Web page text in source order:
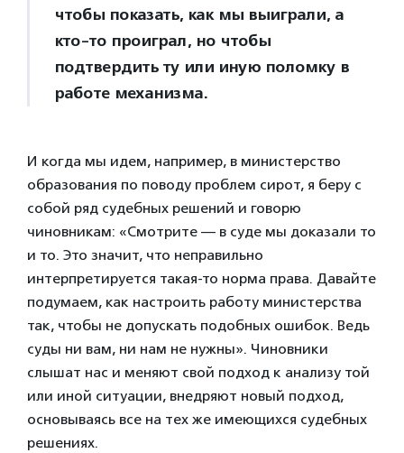
чтобы показать, как мы выиграли, а
кто-то проиграл, но чтобы
подтвердить ту или иную поломку в
работе механизма.
И когда мы идем, например, в министерство
образования по поводу проблем сирот, я беру с
собой ряд судебных решений и говорю
чиновникам: «Смотрите — в суде мы доказали то
и то. Это значит, что неправильно
интерпретируется такая-то норма права. Давайте
подумаем, как настроить работу министерства
так, чтобы не допускать подобных ошибок. Ведь
суды ни вам, ни нам не нужны». Чиновники
слышат нас и меняют свой подход к анализу той
или иной ситуации, внедряют новый подход,
основываясь все на тех же имеющихся судебных
решениях.